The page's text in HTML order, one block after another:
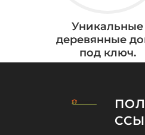
Уникальные
деревянные
под ключ.